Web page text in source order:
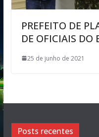
PREFEITO DE
DE OFICIAIS DO
25 de junho de 2021
Posts recentes